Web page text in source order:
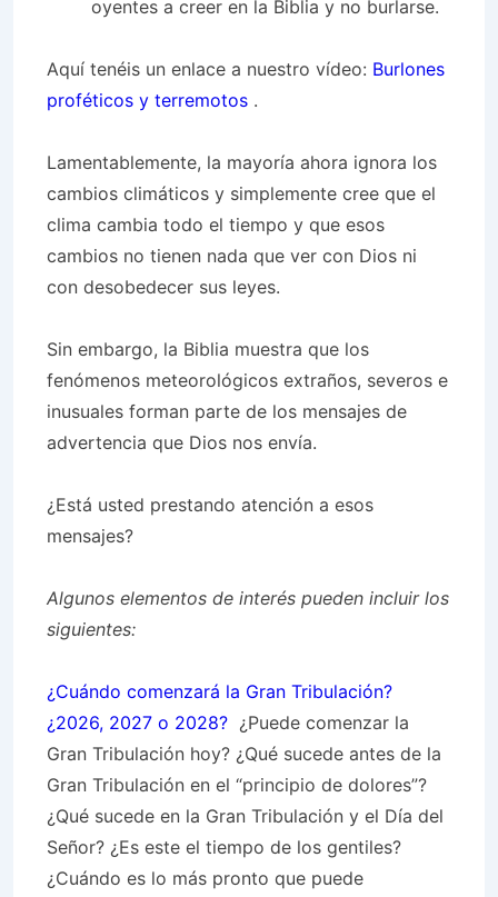
oyentes a creer en la Biblia y no burlarse.
Aquí tenéis un enlace a nuestro vídeo: Burlones
proféticos y terremotos .
Lamentablemente, la mayoría ahora ignora los
cambios climáticos y simplemente cree que el
clima cambia todo el tiempo y que esos
cambios no tienen nada que ver con Dios ni
con desobedecer sus leyes.
Sin embargo, la Biblia muestra que los
fenómenos meteorológicos extraños, severos e
inusuales forman parte de los mensajes de
advertencia que Dios nos envía.
¿Está usted prestando atención a esos
mensajes?
Algunos elementos de interés pueden incluir los
siguientes:
¿Cuándo comenzará la Gran Tribulación?
¿2026, 2027 o 2028? ¿Puede comenzar la
Gran Tribulación hoy? ¿Qué sucede antes de la
Gran Tribulación en el “principio de dolores”?
¿Qué sucede en la Gran Tribulación y el Día del
Señor? ¿Es este el tiempo de los gentiles?
¿Cuándo es lo más pronto que puede